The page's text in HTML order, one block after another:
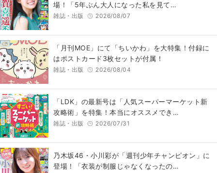
場！「5年ぶん大人になった私を見て…
雑誌・出版 2026/08/07
「月刊MOE」にて「ちいかわ」を大特集！付録に
はポストカード3枚セットが付属！
雑誌・出版 2026/08/04
「LDK」の最新号は「人気スーパーマーケット新
攻略術」を特集！本当にオススメでき…
雑誌・出版 2026/07/31
乃木坂46・小川彩が「週刊少年チャンピオン」に
登場！「衣装が制服じゃなくなったの…